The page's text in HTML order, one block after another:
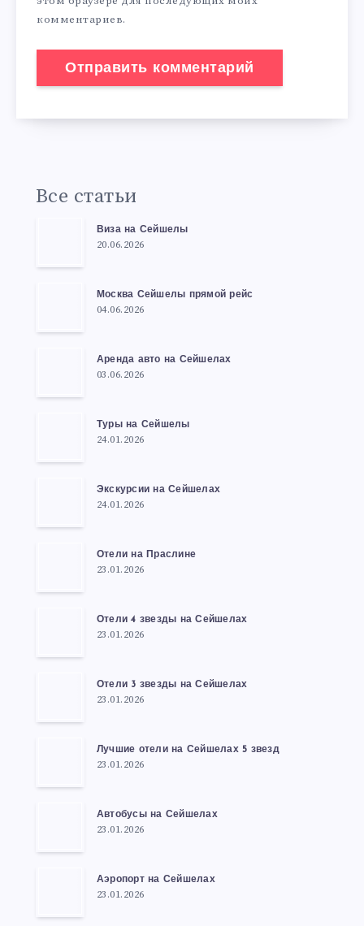
комментариев.
Все статьи
Виза на Сейшелы
20.06.2026
Москва Сейшелы прямой рейс
04.06.2026
Аренда авто на Сейшелах
03.06.2026
Туры на Сейшелы
24.01.2026
Экскурсии на Сейшелах
24.01.2026
Отели на Праслине
23.01.2026
Отели 4 звезды на Сейшелах
23.01.2026
Отели 3 звезды на Сейшелах
23.01.2026
Лучшие отели на Сейшелах 5 звезд
23.01.2026
Автобусы на Сейшелах
23.01.2026
Аэропорт на Сейшелах
23.01.2026